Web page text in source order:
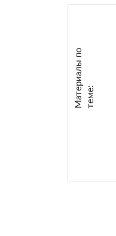
М
а
т е
р
и
а
л
ы
п
о
т
е
м
е :